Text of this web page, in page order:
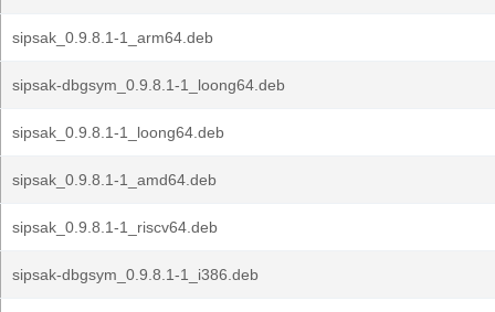
sipsak_0.9.8.1-1_arm64.deb
sipsak-dbgsym_0.9.8.1-1_loong64.deb
sipsak_0.9.8.1-1_loong64.deb
sipsak_0.9.8.1-1_amd64.deb
sipsak_0.9.8.1-1_riscv64.deb
sipsak-dbgsym_0.9.8.1-1_i386.deb